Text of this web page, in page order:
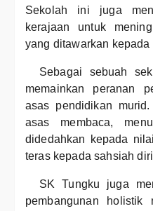
Sekolah ini juga
kerajaan untuk
yang ditawarkan kepada
Sebagai sebuah
memainkan peranan
asas pendidikan
asas membaca,
didedahkan kepada
teras kepada sahsiah
SK Tungku juga
pembangunan